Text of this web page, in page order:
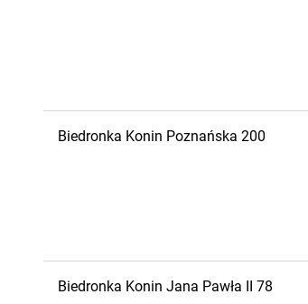
Biedronka Konin Poznańska 200
Biedronka Konin Jana Pawła II 78